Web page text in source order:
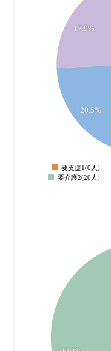
20.5%
17.9%
要支援1(0人)
要介護2(20人)